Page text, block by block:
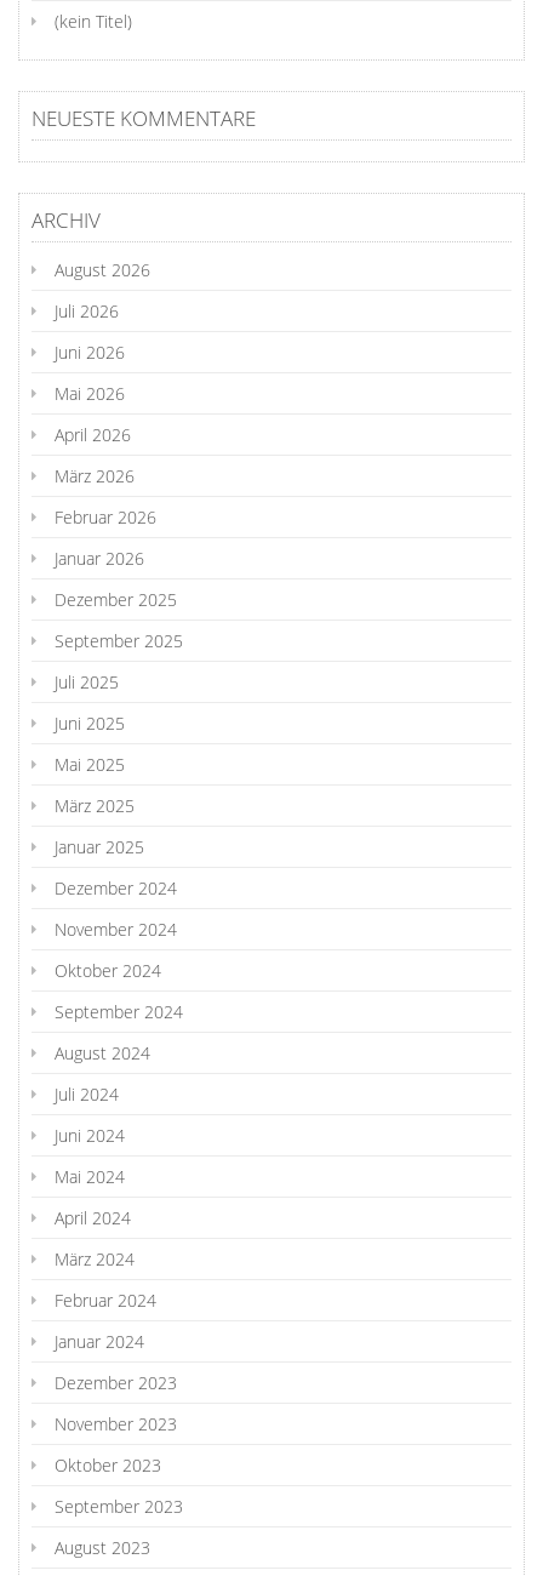
(kein Titel)
NEUESTE KOMMENTARE
ARCHIV
August 2026
Juli 2026
Juni 2026
Mai 2026
April 2026
März 2026
Februar 2026
Januar 2026
Dezember 2025
September 2025
Juli 2025
Juni 2025
Mai 2025
März 2025
Januar 2025
Dezember 2024
November 2024
Oktober 2024
September 2024
August 2024
Juli 2024
Juni 2024
Mai 2024
April 2024
März 2024
Februar 2024
Januar 2024
Dezember 2023
November 2023
Oktober 2023
September 2023
August 2023